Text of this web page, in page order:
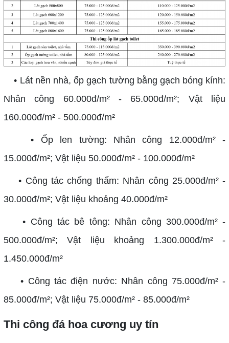
• Lát nền nhà, ốp gạch tường bằng gạch bóng kính:
Nhân công 60.000đ/m² - 65.000đ/m²; Vật liệu
160.000đ/m² - 500.000đ/m²
• Ốp len tường: Nhân công 12.000đ/m² -
15.000đ/m²; Vật liệu 50.000đ/m² - 100.000đ/m²
• Công tác chống thấm: Nhân công 25.000đ/m² -
30.000đ/m²; Vật liệu khoảng 40.000đ/m²
• Công tác bê tông: Nhân công 300.000đ/m² -
500.000đ/m²; Vật liệu khoảng 1.300.000đ/m² -
1.450.000đ/m²
• Công tác điện nước: Nhân công 75.000đ/m² -
85.000đ/m²; Vật liệu 75.000đ/m² - 85.000đ/m²
Thi công đá hoa cương uy tín